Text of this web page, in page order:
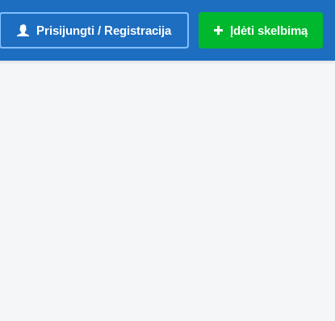
Prisijungti / Registracija Įdėti skelbimą